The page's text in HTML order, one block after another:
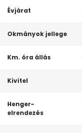
Évjárat
Okmányok jellege
Km. óra állás
Kivitel
Henger-
elrendezés